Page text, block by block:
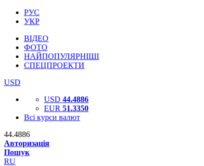
РУС
УКР
ВІДЕО
ФОТО
НАЙПОПУЛЯРНІШІ
СПЕЦПРОЕКТИ
USD
USD 44.4886
EUR 51.3350
Всі курси валют
44.4886
Авторизація
Пошук
RU